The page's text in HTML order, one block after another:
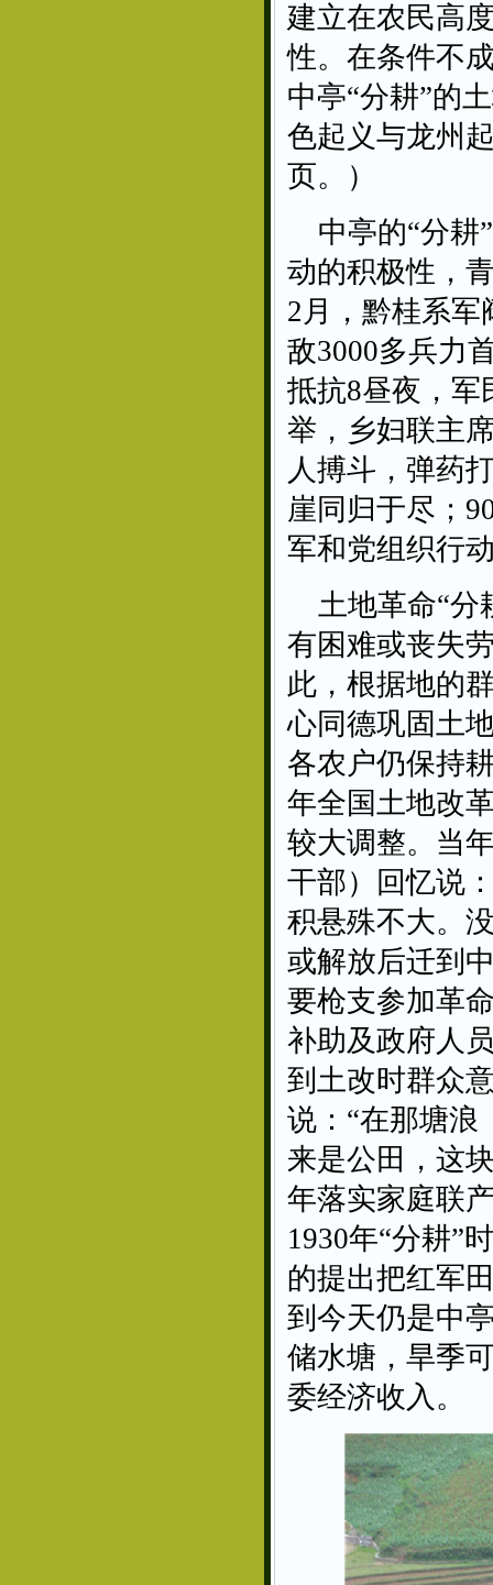
建立在农民高
性。在条件不
中亭“分耕”的
色起义与龙州
页。）
中亭的“分耕
动的积极性，
2月，黔桂系军
敌3000多兵力
抵抗8昼夜，军
举，乡妇联主
人搏斗，弹药
崖同归于尽；
军和党组织行
土地革命“分
有困难或丧失
此，根据地的
心同德巩固土
各农户仍保持
年全国土地改
较大调整。当
干部）回忆说
积悬殊不大。
或解放后迁到
要枪支参加革
补助及政府人
到土改时群众
说：“在那塘浪
来是公田，这
年落实家庭联
1930年“分耕”
的提出把红军
到今天仍是中
储水塘，旱季
委经济收入。